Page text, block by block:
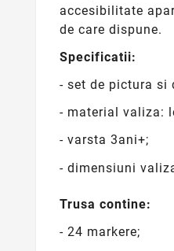
accesibilitate
de care dispune.
Specificatii:
- set de pictura si
- material valiza:
- varsta 3ani+;
- dimensiuni
Trusa contine:
- 24 markere;